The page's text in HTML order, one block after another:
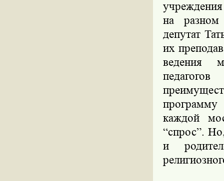
на разном
депутат
их
ведения
программу
каждой
“спрос”.
и